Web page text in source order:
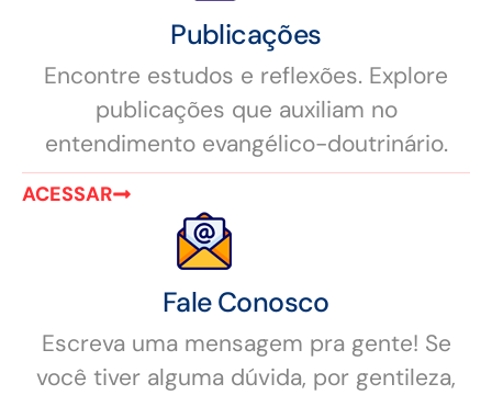
Publicações
Encontre estudos e reflexões. Explore
publicações que auxiliam no
entendimento evangélico-doutrinário.
ACESSAR
Fale Conosco
Escreva uma mensagem pra gente! Se
você tiver alguma dúvida, por gentileza,